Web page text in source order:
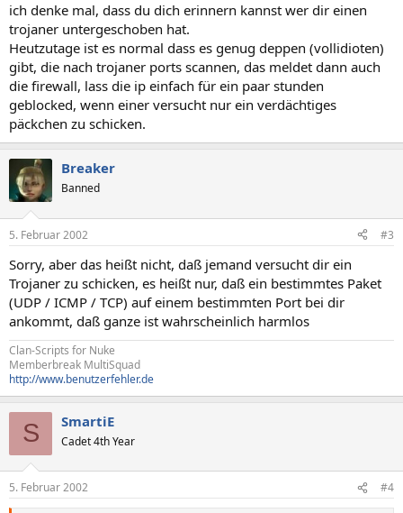
ich denke mal, dass du dich erinnern kannst wer dir einen
trojaner untergeschoben hat.
Heutzutage ist es normal dass es genug deppen (vollidioten)
gibt, die nach trojaner ports scannen, das meldet dann auch
die firewall, lass die ip einfach für ein paar stunden
geblocked, wenn einer versucht nur ein verdächtiges
päckchen zu schicken.
Breaker
Banned
5. Februar 2002 #3
Sorry, aber das heißt nicht, daß jemand versucht dir ein
Trojaner zu schicken, es heißt nur, daß ein bestimmtes Paket
(UDP / ICMP / TCP) auf einem bestimmten Port bei dir
ankommt, daß ganze ist wahrscheinlich harmlos
Clan-Scripts for Nuke
Memberbreak MultiSquad
http://www.benutzerfehler.de
S SmartiE
Cadet 4th Year
5. Februar 2002 #4